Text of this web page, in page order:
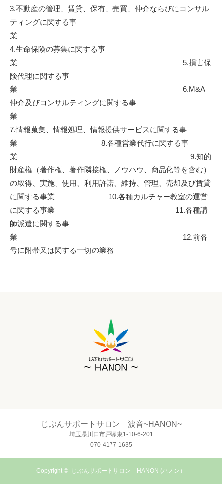
3.不動産の管理、賃貸、保有、売買、仲介ならびにコンサル
ティングに関する事
4.生命保険の募集に関する事
業 5.損害保
険代理に関する事
業 6.M&A
仲介及びコンサルティングに関する事
7.情報蒐集、情報処理、情報提供サービスに関する事
業 8.各種営業代行に関する事
業 9.知的
財産権（著作権、著作隣接権、ノウハウ、商品化等を含む）
の取得、実施、使用、利用許諾、維持、管理、売却及び賃貸
に関する事業 10.各種カルチャー教室の運営
に関する事業 11.各種講
師派遣に関する事
業 12.前各
号に附帯又は関する一切の業務
じぶんサポートサロン 波音~HANON~
埼玉県川口市戸塚東1-10-6-201
070-4177-1635
Copyright © じぶんサポートサロン HANON (ハノン）